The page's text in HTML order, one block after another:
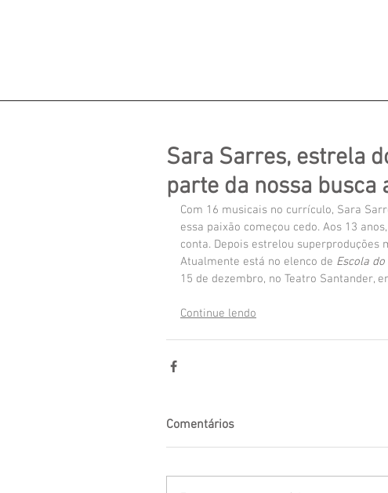
Sara Sarres, estrela
parte da nossa busca
Com 16 musicais no currículo, Sara
essa paixão começou cedo. Aos 13
conta. Depois estrelou superproduções
Atualmente está no elenco de Escola
15 de dezembro, no Teatro Santander,
Continue lendo
Comentários